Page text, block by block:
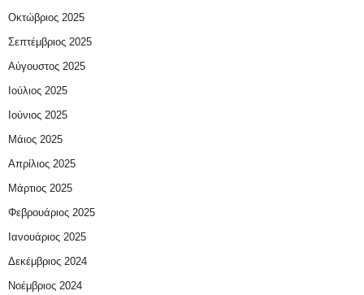
Οκτώβριος 2025
Σεπτέμβριος 2025
Αύγουστος 2025
Ιούλιος 2025
Ιούνιος 2025
Μάιος 2025
Απρίλιος 2025
Μάρτιος 2025
Φεβρουάριος 2025
Ιανουάριος 2025
Δεκέμβριος 2024
Νοέμβριος 2024